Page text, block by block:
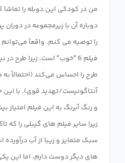
من در کودکی این دوبله را تماشا
دوباره آن با زیرمجموعه در دوران
را توصیه می کنم. واقعاً
فیلم 6 "خوب" است، زیرا طرح
طرح را احساس می‌کند (احتمالاً
آنتاگونیست/تهدید قوی). با این
و رنگ آبرنگ به این فیلم
زیرا سایر فیلم های گیبلی را که
سبک متمایز و زیبا از آب
های دیگر دوست دارم، اما این